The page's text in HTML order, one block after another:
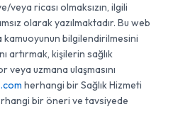
ricası olmaksızın, ilgili
olarak yazılmaktadır. Bu web
kamuoyunun bilgilendirilmesini
artırmak, kişilerin sağlık
veya uzmana ulaşmasını
herhangi bir Sağlık Hizmeti
bir öneri ve tavsiyede